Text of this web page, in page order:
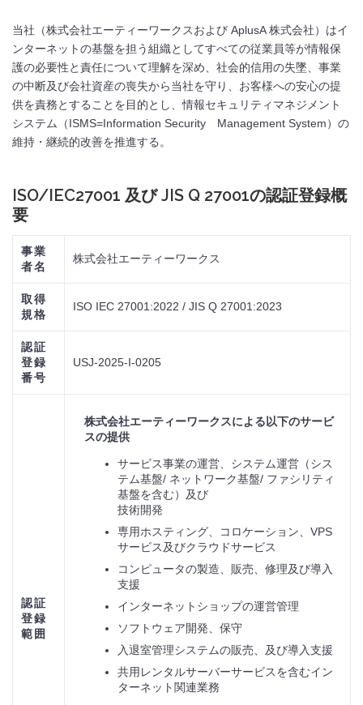
当社（株式会社エーティーワークスおよび AplusA 株式会社）はイ
ンターネットの基盤を担う組織としてすべての従業員等が情報保
護の必要性と責任について理解を深め、社会的信用の失墜、事業
の中断及び会社資産の喪失から当社を守り、お客様への安心の提
供を責務とすることを目的とし、情報セキュリティマネジメント
システム（ISMS=Information Security Management System）の
維持・継続的改善を推進する。
ISO/IEC27001 及び JIS Q 27001の認証登録概
要
事業
者名
株式会社エーティーワークス
取得
規格
ISO IEC 27001:2022 / JIS Q 27001:2023
認証
登録
番号
USJ-2025-I-0205
認証
登録
範囲
株式会社エーティーワークスによる以下のサービ
スの提供
サービス事業の運営、システム運営（シス
テム基盤/ ネットワーク基盤/ ファシリティ
基盤を含む）及び
技術開発
専用ホスティング、コロケーション、VPS
サービス及びクラウドサービス
コンピュータの製造、販売、修理及び導入
支援
インターネットショップの運営管理
ソフトウェア開発、保守
入退室管理システムの販売、及び導入支援
共用レンタルサーバーサービスを含むイン
ターネット関連業務